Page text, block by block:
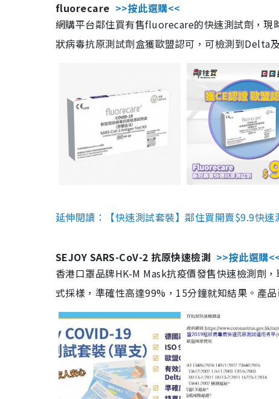
fluorecare >>按此選購<<
網購平台鄰住買有售fluorecare的快速測試劑，現
狀病毒抗原測試劑盒獲歐盟認可，可檢測到Delta
延伸閱讀：【快速測試套裝】鄰住買開賣$9.9快
SEJOY SARS-CoV-2 抗原快速檢測 >>按此選購
香港口罩品牌HK-M Mask抗疫價發售快速檢測劑
式採樣，準確性高達99%，15分鐘就知結果。產